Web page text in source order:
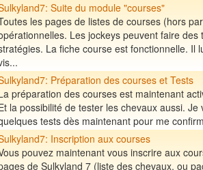
Suite du module "courses"
les pages de listes de courses (hors
Les jockeys peuvent faire des
La fiche course est fonctionnelle. Il
Préparation des courses et Tests
préparation des courses est maintenant
la possibilité de tester les chevaux aussi. Je
tests dès maintenant pour me
Inscription aux courses
pouvez maintenant vous inscrire aux
de Sulkyland 7 (liste des chevaux, ou